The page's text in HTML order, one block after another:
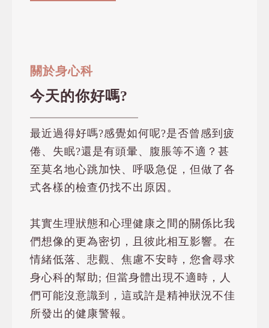
關於身心科
今天的你好嗎?
最近過得好嗎?感覺如何呢?是否曾感到疲
倦、失眠?還是有頭暈、腹脹等不適？甚
至莫名地心跳加快、呼吸急促，但做了各
式各樣的檢查仍找不出原因。
其實生理狀態和心理健康之間的關係比我
們想像的更為密切，且彼此相互影響。在
情緒低落、悲觀、焦慮不安時，您會尋求
身心科的幫助; 但當身體出現不適時，人
們可能沒意識到，這或許是精神狀況不佳
所發出的健康警報。